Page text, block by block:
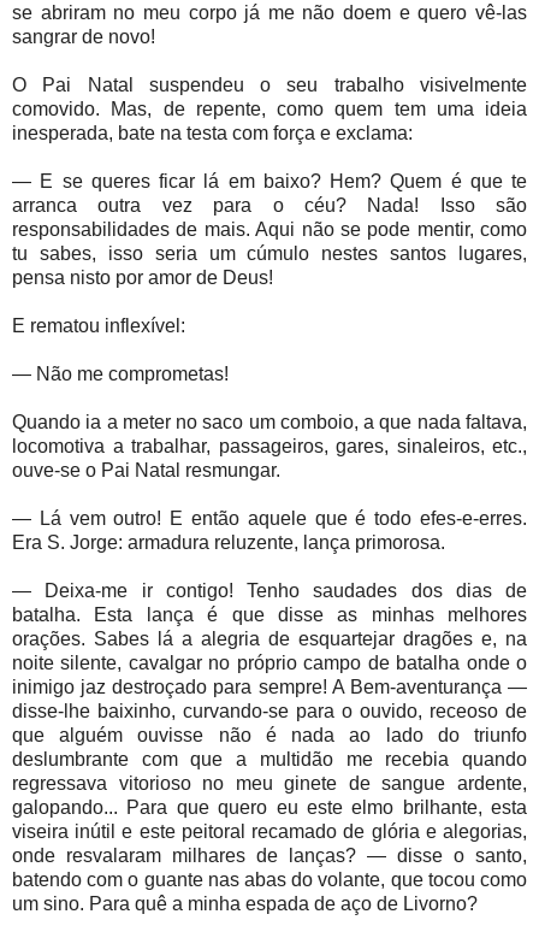
se abriram no meu corpo já me não doem e quero vê-las
sangrar de novo!
O Pai Natal suspendeu o seu trabalho visivelmente
comovido. Mas, de repente, como quem tem uma ideia
inesperada, bate na testa com força e exclama:
— E se queres ficar lá em baixo? Hem? Quem é que te
arranca outra vez para o céu? Nada! Isso são
responsabilidades de mais. Aqui não se pode mentir, como
tu sabes, isso seria um cúmulo nestes santos lugares,
pensa nisto por amor de Deus!
E rematou inflexível:
— Não me comprometas!
Quando ia a meter no saco um comboio, a que nada faltava,
locomotiva a trabalhar, passageiros, gares, sinaleiros, etc.,
ouve-se o Pai Natal resmungar.
— Lá vem outro! E então aquele que é todo efes-e-erres.
Era S. Jorge: armadura reluzente, lança primorosa.
— Deixa-me ir contigo! Tenho saudades dos dias de
batalha. Esta lança é que disse as minhas melhores
orações. Sabes lá a alegria de esquartejar dragões e, na
noite silente, cavalgar no próprio campo de batalha onde o
inimigo jaz destroçado para sempre! A Bem-aventurança —
disse-lhe baixinho, curvando-se para o ouvido, receoso de
que alguém ouvisse não é nada ao lado do triunfo
deslumbrante com que a multidão me recebia quando
regressava vitorioso no meu ginete de sangue ardente,
galopando... Para que quero eu este elmo brilhante, esta
viseira inútil e este peitoral recamado de glória e alegorias,
onde resvalaram milhares de lanças? — disse o santo,
batendo com o guante nas abas do volante, que tocou como
um sino. Para quê a minha espada de aço de Livorno?